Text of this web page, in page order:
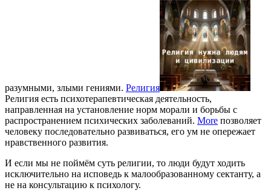
разумными, злыми гениями. Религия
Религия есть психотерапевтическая деятельность,
направленная на установление норм морали и борьбы с
распространением психических заболеваний. More позволяет
человеку последовательно развиваться, его ум не опережает
нравственного развития.
И если мы не поймём суть религии, то люди будут ходить
исключительно на исповедь к малообразованному сектанту, а
не на консультацию к психологу.